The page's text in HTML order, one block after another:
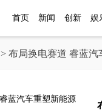
首页 新闻 创新 娱
> 布局换电赛道 睿蓝